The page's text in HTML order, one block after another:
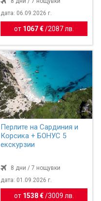
дата: 06.09.2026 г.
от 1067 €/2087 лв.
Перлите на Сардиния и
Корсика + БОНУС 5
екскурзии
8 дни / 7 нощувки
дата: 01.09.2026 г.
от 1538 €/3009 лв.